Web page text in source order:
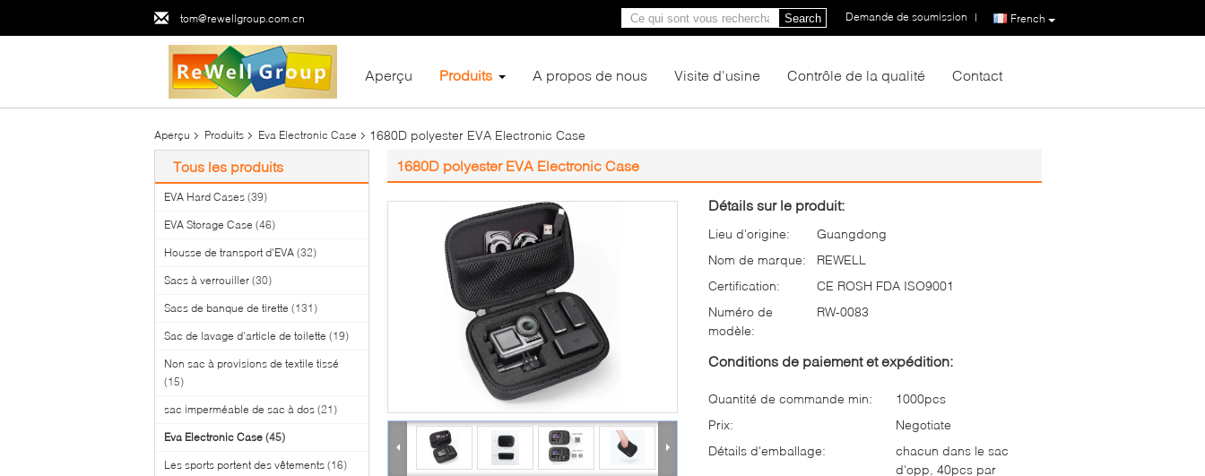
tom@rewellgroup.com.cn French
Demande de soumission |
Search
Aperçu Produits A propos de nous Visite d'usine Contrôle de la qualité Contact
Aperçu Produits Eva Electronic Case 1680D polyester EVA Electronic Case
Tous les produits
EVA Hard Cases (39)
EVA Storage Case (46)
Housse de transport d'EVA (32)
Sacs à verrouiller (30)
Sacs de banque de tirette (131)
Sac de lavage d'article de toilette (19)
Non sac à provisions de textile tissé
(15)
sac imperméable de sac à dos (21)
Eva Electronic Case (45)
Les sports portent des vêtements (16)
1680D polyester EVA Electronic Case
Détails sur le produit:
Lieu d'origine:
Guangdong
Nom de marque:
REWELL
Certification:
CE ROSH FDA ISO9001
Numéro de
modèle:
RW-0083
Conditions de paiement et expédition:
Quantité de commande min:
1000pcs
Prix:
Negotiate
Détails d'emballage:
chacun dans le sac
d'opp, 40pcs par